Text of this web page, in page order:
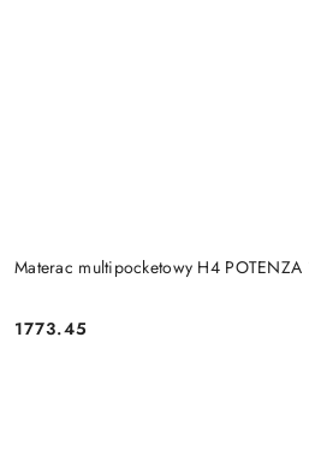
Materac multipocketowy H4 POTENZA
Cena:
1773.45